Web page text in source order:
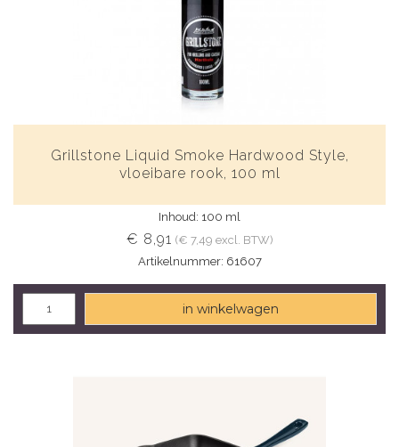
Grillstone Liquid Smoke Hardwood Style,
vloeibare rook, 100 ml
Inhoud: 100 ml
€ 8,91 (€ 7,49 excl. BTW)
Artikelnummer: 61607
in winkelwagen